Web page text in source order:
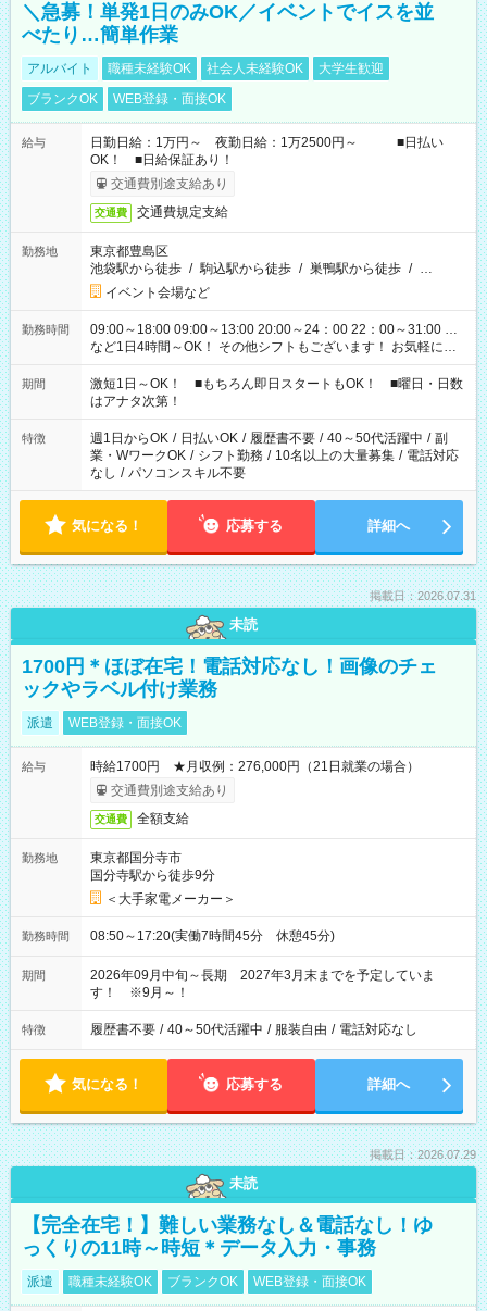
＼急募！単発1日のみOK／イベントでイスを並
べたり…簡単作業
アルバイト 職種未経験OK 社会人未経験OK
大学生歓迎
ブランクOK
WEB登録・面接OK
給与
日勤日給：1万円～ 夜勤日給：1万2500円～ ■日払い
OK！ ■日給保証あり！
交通費別途支給あり
交通費 交通費規定支給
勤務地
東京都豊島区
池袋駅から徒歩 / 駒込駅から徒歩 / 巣鴨駅から徒歩 / …
イベント会場など
勤務時間
09:00～18:00 09:00～13:00 20:00～24：00 22：00～31:00 …
など1日4時間～OK！ その他シフトもございます！ お気軽にご
相談ください！
期間
激短1日～OK！ ■もちろん即日スタートもOK！ ■曜日・日数
はアナタ次第！
特徴 週1日からOK / 日払いOK / 履歴書不要 / 40～50代活躍中 / 副
業・WワークOK / シフト勤務 / 10名以上の大量募集 / 電話対応
なし / パソコンスキル不要
気になる！ 応募する 詳細へ
掲載日：2026.07.31
未読
1700円＊ほぼ在宅！電話対応なし！画像のチェ
ックやラベル付け業務
派遣 WEB登録・面接OK
給与
時給1700円 ★月収例：276,000円（21日就業の場合）
交通費別途支給あり
交通費 全額支給
勤務地
東京都国分寺市
国分寺駅から徒歩9分
＜大手家電メーカー＞
勤務時間 08:50～17:20(実働7時間45分 休憩45分)
期間
2026年09月中旬～長期 2027年3月末までを予定していま
す！ ※9月～！
特徴 履歴書不要 / 40～50代活躍中 / 服装自由 / 電話対応なし
気になる！ 応募する 詳細へ
掲載日：2026.07.29
未読
【完全在宅！】難しい業務なし＆電話なし！ゆ
っくりの11時～時短＊データ入力・事務
派遣 職種未経験OK ブランクOK WEB登録・面接OK